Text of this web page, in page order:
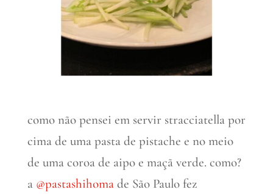
como não pensei em servir stracciatella por
cima de uma pasta de pistache e no meio
de uma coroa de aipo e maçã verde. como?
a @pastashihomade São Paulo fez